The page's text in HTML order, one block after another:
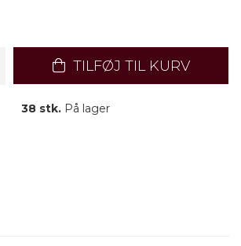
TILFØJ TIL KURV
38 stk.På lager